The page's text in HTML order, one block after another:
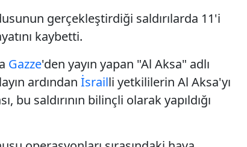
gerçekleştirdiği saldırılarda 11'i
kaybetti.
Gazze'den yayın yapan "Al Aksa" adlı
ardından İsrailli yetkililerin Al Aksa'yı
bu saldırının bilinçli olarak yapıldığı